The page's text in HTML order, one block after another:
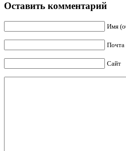
Оставить комментарий
Имя
Почта
Сайт